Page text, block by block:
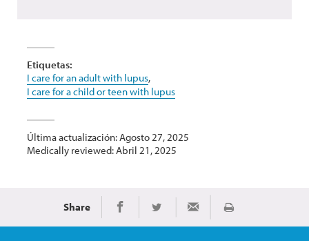
Etiquetas:
I care for an adult with lupus,
I care for a child or teen with lupus
Última actualización: Agosto 27, 2025
Medically reviewed: Abril 21, 2025
Share Share on Facebook
Share on TwitterShare via EmailImprimir